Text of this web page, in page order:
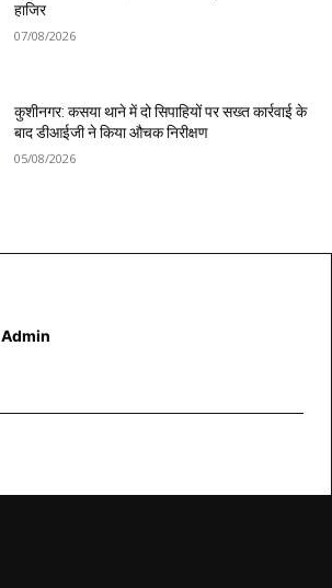
हाजिर
07/08/2026
कुशीनगर: कसया थाने में दो सिपाहियों पर सख्त कार्रवाई के
बाद डीआईजी ने किया औचक निरीक्षण
05/08/2026
Admin